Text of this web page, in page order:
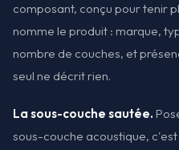
composant, conçu pour tenir
nomme le produit : marque,
nombre de couches, et
seul ne décrit rien.
La sous-couche sautée.
sous-couche acoustique,